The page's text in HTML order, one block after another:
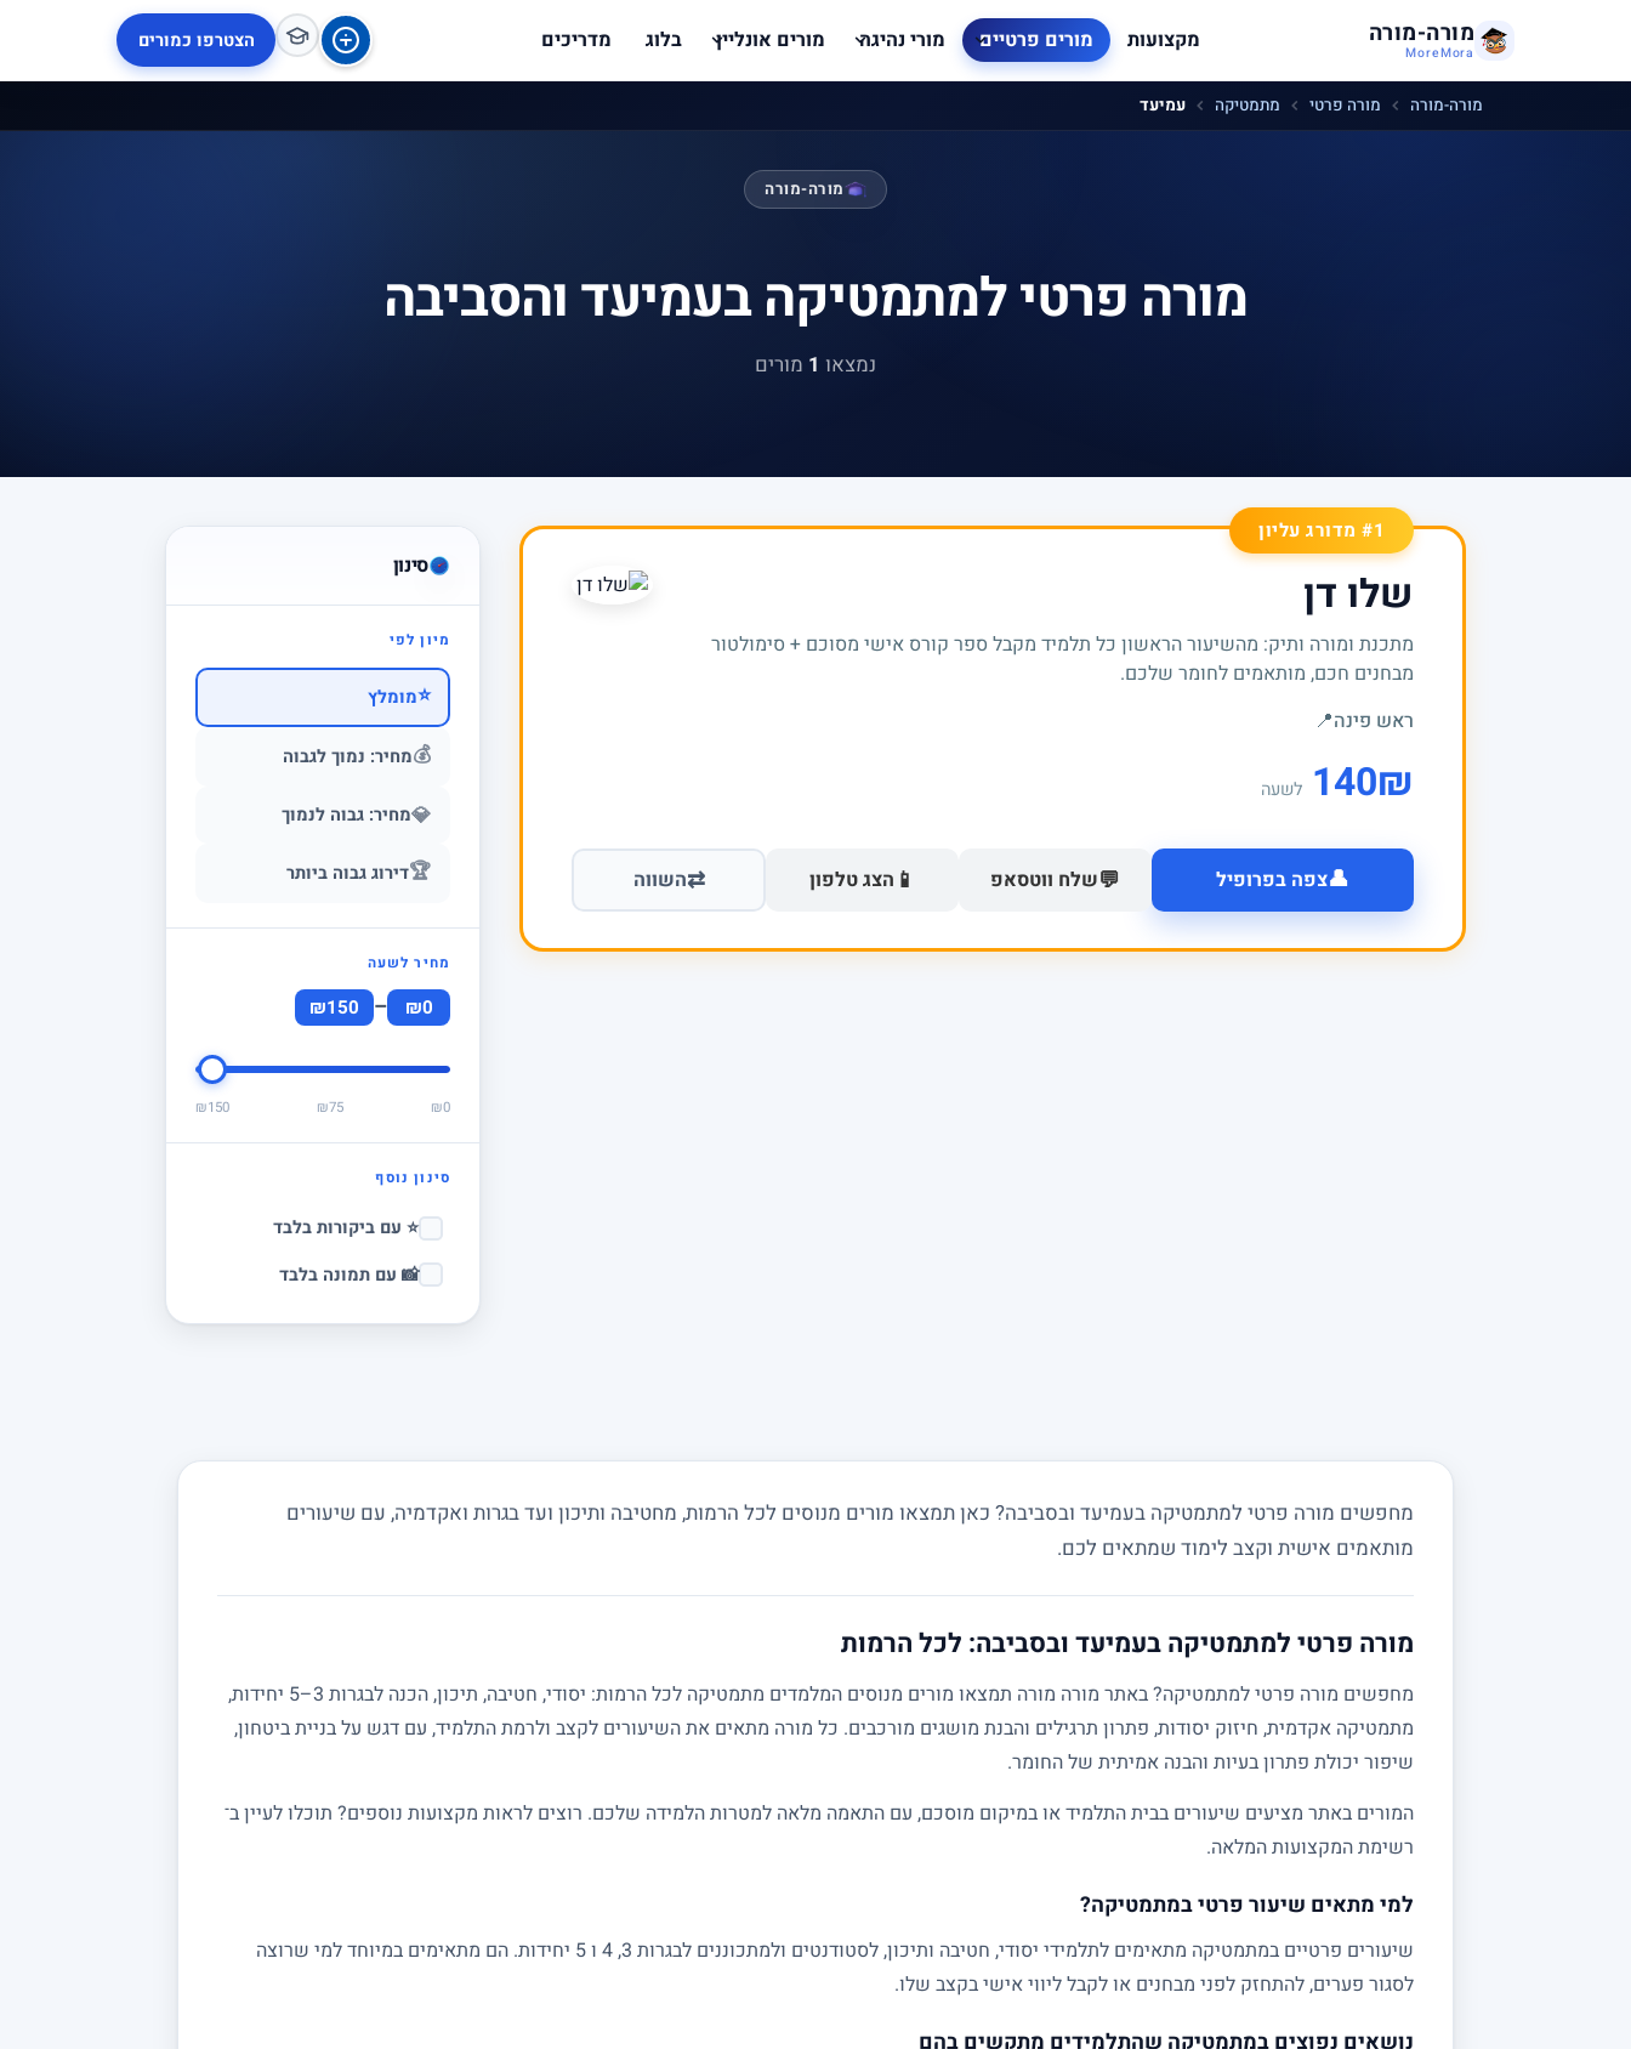
מורה-מורה
MoreMora מקצועות מורים פרטיים מורי נהיגה מורים אונליין בלוג מדריכים הצטרפו כמורים
מורה-מורה מורה פרטי מתמטיקה עמיעד
מורה-מורה
מורה פרטי למתמטיקה בעמיעד והסביבה
נמצאו 1 מורים
סינון
מיון לפי
⭐מומלץ
💰מחיר: נמוך לגבוה
💎מחיר: גבוה לנמוך
🏆דירוג גבוה ביותר
מחיר לשעה
₪0
–
₪150
₪0
₪75
₪150
סינון נוסף
⭐ עם ביקורות בלבד
📸 עם תמונה בלבד
#1 מדורג עליון
שלו דן
מתכנת ומורה ותיק: מהשיעור הראשון כל תלמיד מקבל ספר קורס אישי מסוכם + סימולטור
מבחנים חכם, מותאמים לחומר שלכם.
ראש פינה📍
₪
140 לשעה
👤צפה בפרופיל 💬שלח ווטסאפ 📱 הצג טלפון ⇄השווה
מחפשים מורה פרטי למתמטיקה בעמיעד ובסביבה? כאן תמצאו מורים מנוסים לכל הרמות, מחטיבה ותיכון ועד בגרות ואקדמיה, עם שיעורים
מותאמים אישית וקצב לימוד שמתאים לכם.
מורה פרטי למתמטיקה בעמיעד ובסביבה: לכל הרמות
מחפשים מורה פרטי למתמטיקה? באתר מורה מורה תמצאו מורים מנוסים המלמדים מתמטיקה לכל הרמות: יסודי, חטיבה, תיכון, הכנה לבגרות 3–5 יחידות,
מתמטיקה אקדמית, חיזוק יסודות, פתרון תרגילים והבנת מושגים מורכבים. כל מורה מתאים את השיעורים לקצב ולרמת התלמיד, עם דגש על בניית ביטחון,
שיפור יכולת פתרון בעיות והבנה אמיתית של החומר.
המורים באתר מציעים שיעורים בבית התלמיד או במיקום מוסכם, עם התאמה מלאה למטרות הלמידה שלכם. רוצים לראות מקצועות נוספים? תוכלו לעיין ב־
רשימת המקצועות המלאה.
למי מתאים שיעור פרטי במתמטיקה?
שיעורים פרטיים במתמטיקה מתאימים לתלמידי יסודי, חטיבה ותיכון, לסטודנטים ולמתכוננים לבגרות 3, 4 ו 5 יחידות. הם מתאימים במיוחד למי שרוצה
לסגור פערים, להתחזק לפני מבחנים או לקבל ליווי אישי בקצב שלו.
נושאים נפוצים במתמטיקה שהתלמידים מתקשים בהם